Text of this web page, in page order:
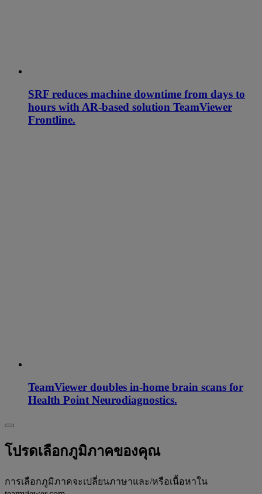
SRF reduces machine downtime from days to
hours with AR-based solution TeamViewer
Frontline.
TeamViewer doubles in-home brain scans for
Health Point Neurodiagnostics.
โปรดเลือกภูมิภาคของคุณ
การเลือกภูมิภาคจะเปลี่ยนภาษาและ/หรือเนื้อหาใน